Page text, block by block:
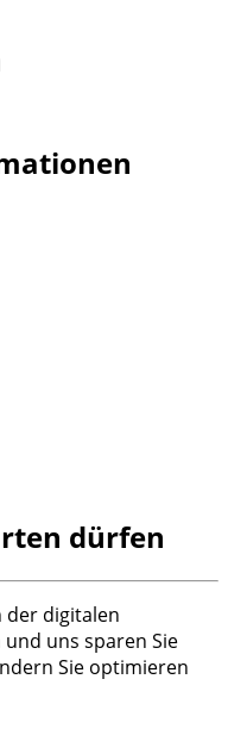
dürfen
der digitalen
uns sparen Sie
Sie optimieren